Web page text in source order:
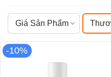
Giá Sản Phẩm
-10%